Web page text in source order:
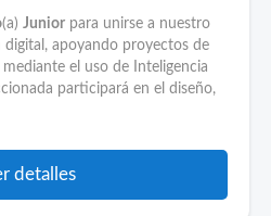
(a) Junior para unirse a nuestro
apoyando proyectos de
el uso de Inteligencia
participará en el diseño,
detalles